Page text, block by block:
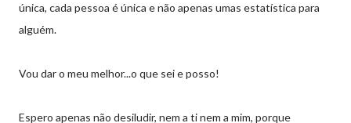
única, cada pessoa é única e não apenas umas estatística para
alguém.
Vou dar o meu melhor...o que sei e posso!
Espero apenas não desiludir, nem a ti nem a mim, porque